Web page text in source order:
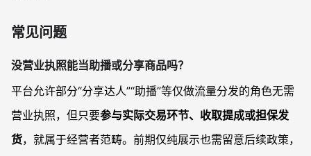
常见问题
没营业执照能当助播或分享商品吗？
平台允许部分“分享达人”“助播”等仅做流量分发的角色无需
营业执照，但只要参与实际交易环节、收取提成或担保发
货，就属于经营者范畴。前期仅纯展示也需留意后续政策，